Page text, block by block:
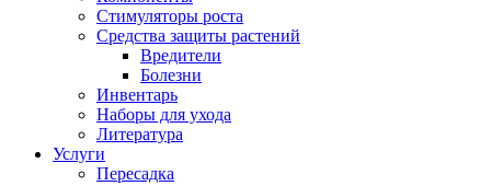
Стимуляторы роста
Средства защиты растений
Вредители
Болезни
Инвентарь
Наборы для ухода
Литература
Услуги
Пересадка